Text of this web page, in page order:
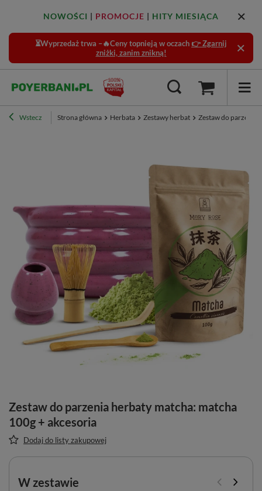
NOWOŚCI | PROMOCJE | HITY MIESIĄCA
⏳Wyprzedaż trwa –🔥Ceny topnieją w oczach 👉 Zgarnij
zniżki, zanim znikną!
Wstecz Strona główna Herbata Zestawy herbat Zestaw do parzenia
Zestaw do parzenia herbaty matcha: matcha
100g + akcesoria
Dodaj do listy zakupowej
W zestawie